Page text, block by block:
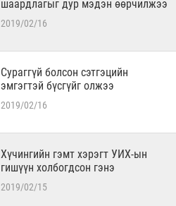
шаардлагыг дур мэдэн өөрчилжээ
2019/02/16
Сураггүй болсон сэтгэцийн
эмгэгтэй бүсгүйг олжээ
2019/02/16
Хүчингийн гэмт хэрэгт УИХ-ын
гишүүн холбогдсон гэнэ
2019/02/15